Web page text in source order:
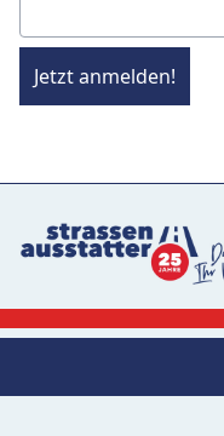
Jetzt anmelden!